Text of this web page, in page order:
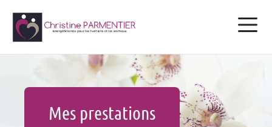
Mes prestations